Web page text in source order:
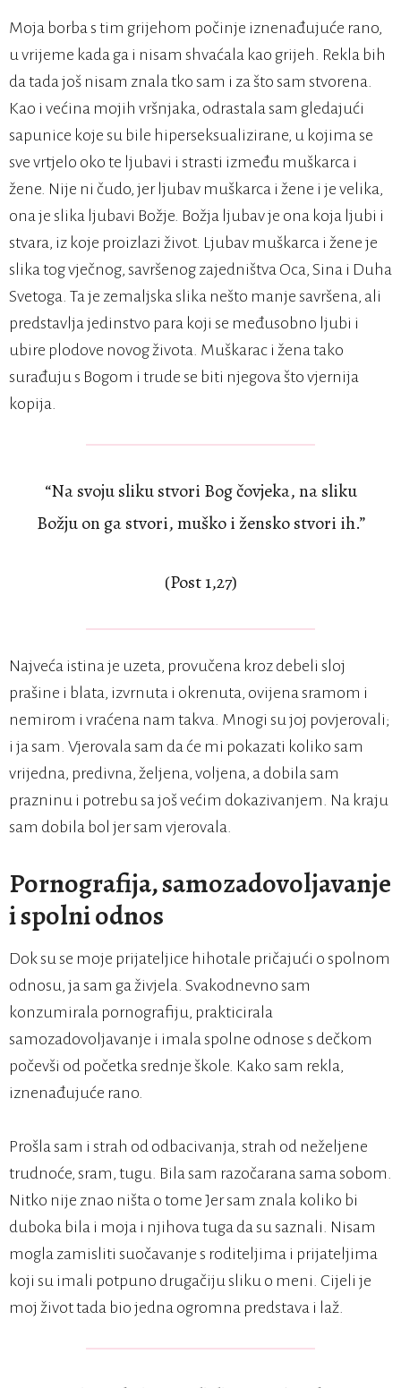
Moja borba s tim grijehom počinje iznenađujuće rano,
u vrijeme kada ga i nisam shvaćala kao grijeh. Rekla bih
da tada još nisam znala tko sam i za što sam stvorena.
Kao i većina mojih vršnjaka, odrastala sam gledajući
sapunice koje su bile hiperseksualizirane, u kojima se
sve vrtjelo oko te ljubavi i strasti između muškarca i
žene. Nije ni čudo, jer ljubav muškarca i žene i je velika,
ona je slika ljubavi Božje. Božja ljubav je ona koja ljubi i
stvara, iz koje proizlazi život. Ljubav muškarca i žene je
slika tog vječnog, savršenog zajedništva Oca, Sina i Duha
Svetoga. Ta je zemaljska slika nešto manje savršena, ali
predstavlja jedinstvo para koji se međusobno ljubi i
ubire plodove novog života. Muškarac i žena tako
surađuju s Bogom i trude se biti njegova što vjernija
kopija.
“Na svoju sliku stvori Bog čovjeka, na sliku
Božju on ga stvori, muško i žensko stvori ih.”
(Post 1,27)
Najveća istina je uzeta, provučena kroz debeli sloj
prašine i blata, izvrnuta i okrenuta, ovijena sramom i
nemirom i vraćena nam takva. Mnogi su joj povjerovali;
i ja sam. Vjerovala sam da će mi pokazati koliko sam
vrijedna, predivna, željena, voljena, a dobila sam
prazninu i potrebu sa još većim dokazivanjem. Na kraju
sam dobila bol jer sam vjerovala.
Pornografija, samozadovoljavanje
i spolni odnos
Dok su se moje prijateljice hihotale pričajući o spolnom
odnosu, ja sam ga živjela. Svakodnevno sam
konzumirala pornografiju, prakticirala
samozadovoljavanje i imala spolne odnose s dečkom
počevši od početka srednje škole. Kako sam rekla,
iznenađujuće rano.
Prošla sam i strah od odbacivanja, strah od neželjene
trudnoće, sram, tugu. Bila sam razočarana sama sobom.
Nitko nije znao ništa o tome Jer sam znala koliko bi
duboka bila i moja i njihova tuga da su saznali. Nisam
mogla zamisliti suočavanje s roditeljima i prijateljima
koji su imali potpuno drugačiju sliku o meni. Cijeli je
moj život tada bio jedna ogromna predstava i laž.